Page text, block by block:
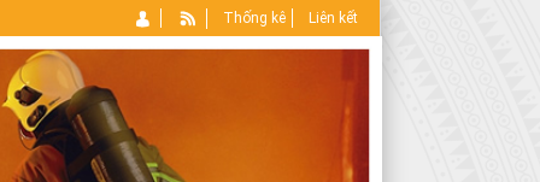
Thống kê Liên kết